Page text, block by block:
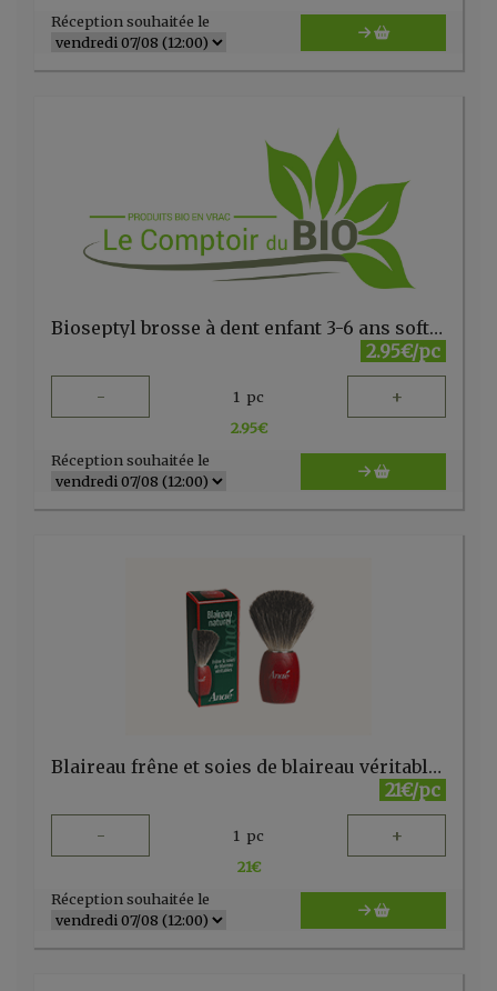
Réception souhaitée le
Bioseptyl brosse à dent enfant 3-6 ans soft FR
2.95€/pc
- 1 pc +
2.95€
Réception souhaitée le
Blaireau frêne et soies de blaireau véritables - Anaé - FR
21€/pc
- 1 pc +
21€
Réception souhaitée le